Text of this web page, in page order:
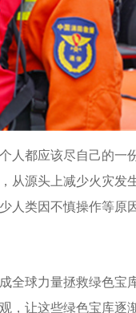
人都应该尽自己的一
从源头上减少火灾发
人类因不慎操作等原
全球力量拯救绿色宝
，让这些绿色宝库逐